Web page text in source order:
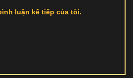
luận kế tiếp của tôi.